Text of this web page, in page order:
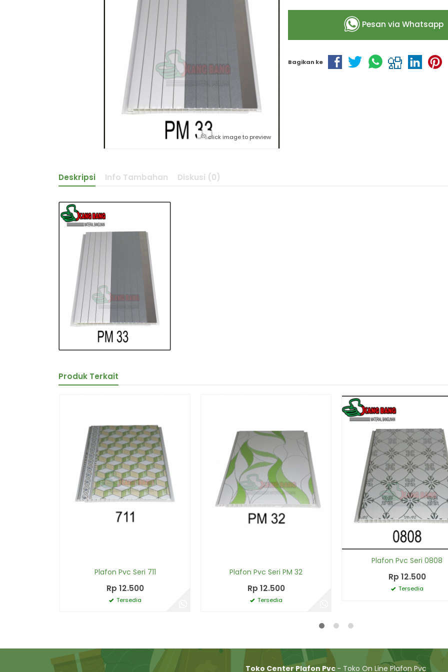
click image to preview
Pesan via Whatsapp
Bagikan ke
Deskripsi Info Tambahan Diskusi (0)
Produk Terkait
Plafon Pvc Seri 711
Rp 12.500
Tersedia
Plafon Pvc Seri PM 32
Rp 12.500
Tersedia
Plafon Pvc Seri 0808
Rp 12.500
Tersedia
Toko Center Plafon Pvc- Toko On Line Plafon Pvc